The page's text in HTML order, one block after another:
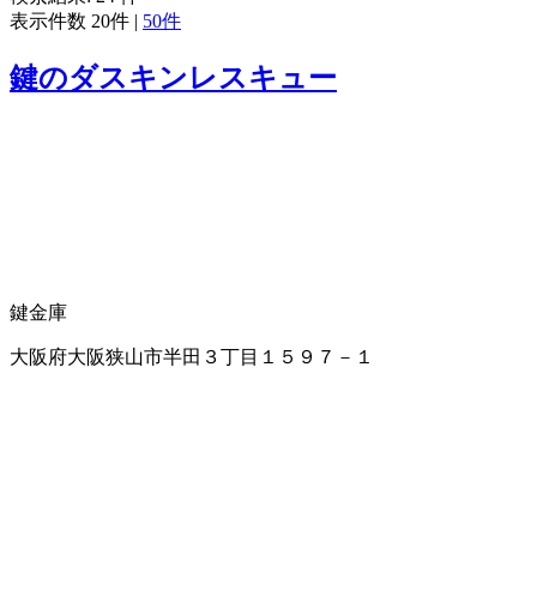
表示件数 20件 | 50件
鍵のダスキンレスキュー
鍵金庫
大阪府大阪狭山市半田３丁目１５９７－１